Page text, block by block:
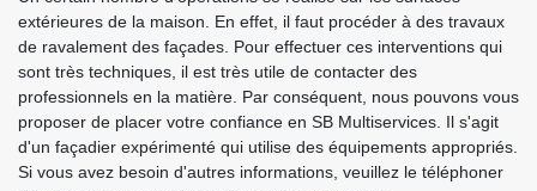
extérieures de la maison. En effet, il faut procéder à des travaux
de ravalement des façades. Pour effectuer ces interventions qui
sont très techniques, il est très utile de contacter des
professionnels en la matière. Par conséquent, nous pouvons vous
proposer de placer votre confiance en SB Multiservices. Il s'agit
d'un façadier expérimenté qui utilise des équipements appropriés.
Si vous avez besoin d'autres informations, veuillez le téléphoner